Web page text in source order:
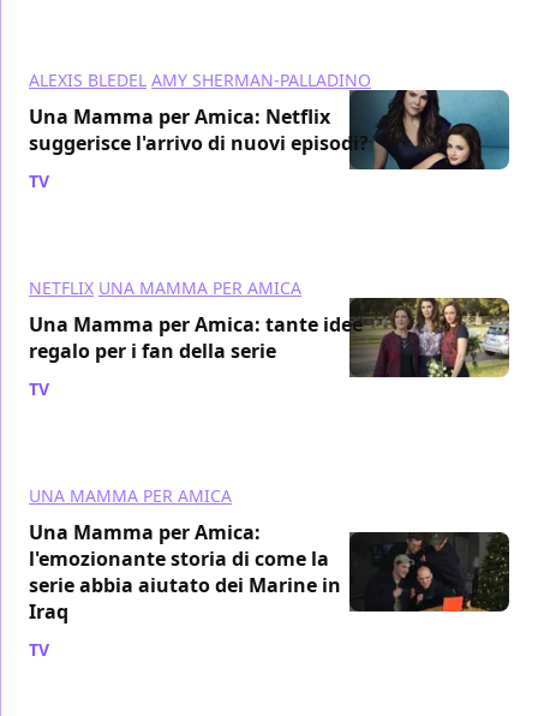
ALEXIS BLEDEL AMY SHERMAN-PALLADINO
Una Mamma per Amica: Netflix
suggerisce l'arrivo di nuovi episodi?
TV
NETFLIX UNA MAMMA PER AMICA
Una Mamma per Amica: tante idee
regalo per i fan della serie
TV
UNA MAMMA PER AMICA
Una Mamma per Amica:
l'emozionante storia di come la
serie abbia aiutato dei Marine in
Iraq
TV